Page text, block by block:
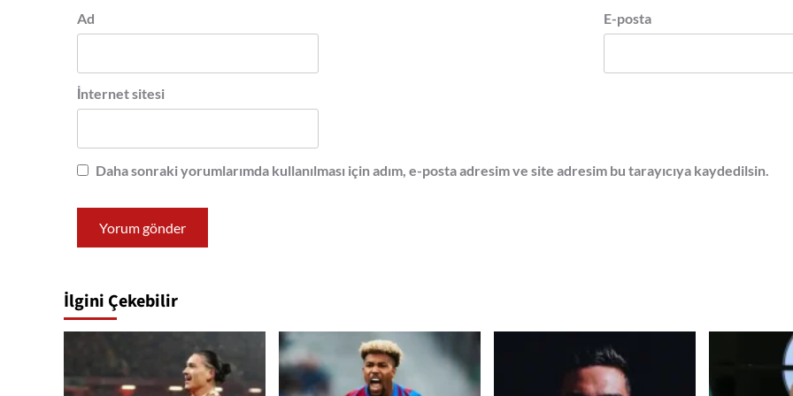
Ad E-posta
İnternet sitesi
Daha sonraki yorumlarımda kullanılması için adım, e-posta adresim ve site adresim bu tarayıcıya kaydedilsin.
İlgini Çekebilir